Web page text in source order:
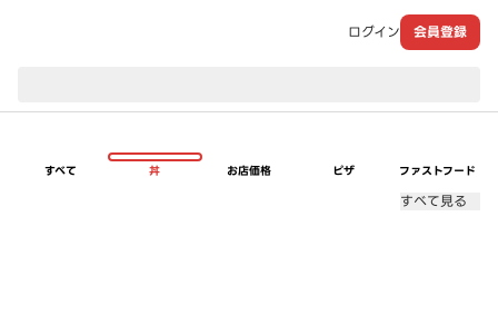
ログイン 会員登録
すべて 丼 お店価格 ピザ ファストフード
すべて見る